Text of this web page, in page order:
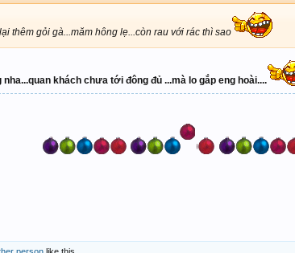
thêm gỏi gà...măm hông lẹ...còn rau với rác thì sao
khách chưa tới đông đủ ...mà lo gắp eng hoài....
person like this.